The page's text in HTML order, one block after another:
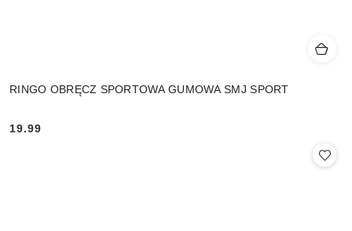
RINGO OBRĘCZ SPORTOWA GUMOWA SMJ SPORT
Cena:
19.99